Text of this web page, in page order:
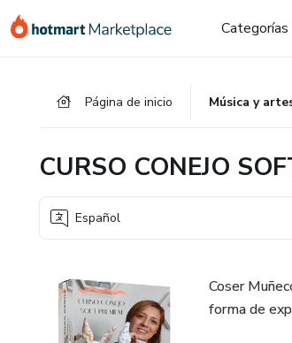
Categorías
Página de inicio Música y
CURSO CONEJO
Español
Coser
forma de